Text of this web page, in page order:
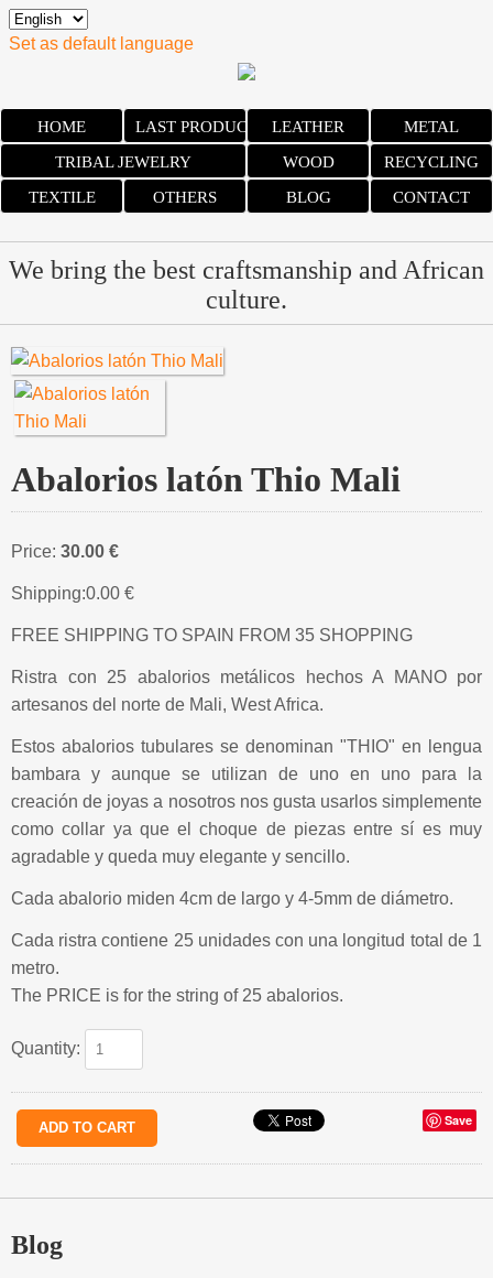
Set as default language
HOME LAST PRODUCTS LEATHER
METAL
TRIBAL JEWELRY
WOOD
RECYCLING
TEXTILE
OTHERS BLOG CONTACT
We bring the best craftsmanship and African
culture.
Abalorios latón Thio Mali
Price: 30.00 €
Shipping:0.00 €
FREE SHIPPING TO SPAIN FROM 35 SHOPPING
Ristra con 25 abalorios metálicos hechos A MANO por
artesanos del norte de Mali, West Africa.
Estos abalorios tubulares se denominan "THIO" en lengua
bambara y aunque se utilizan de uno en uno para la
creación de joyas a nosotros nos gusta usarlos simplemente
como collar ya que el choque de piezas entre sí es muy
agradable y queda muy elegante y sencillo.
Cada abalorio miden 4cm de largo y 4-5mm de diámetro.
Cada ristra contiene 25 unidades con una longitud total de 1
metro.
The PRICE is for the string of 25 abalorios.
Quantity:
Save
Blog